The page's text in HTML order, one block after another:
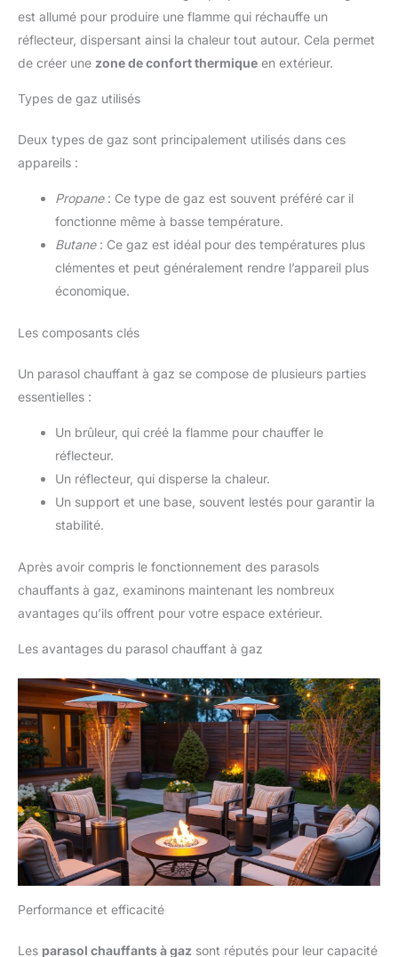
est allumé pour produire une flamme qui réchauffe un
réflecteur, dispersant ainsi la chaleur tout autour. Cela permet
de créer une zone de confort thermique en extérieur.
Types de gaz utilisés
Deux types de gaz sont principalement utilisés dans ces
appareils :
Propane: Ce type de gaz est souvent préféré car il
fonctionne même à basse température.
Butane: Ce gaz est idéal pour des températures plus
clémentes et peut généralement rendre l’appareil plus
économique.
Les composants clés
Un parasol chauffant à gaz se compose de plusieurs parties
essentielles :
Un brûleur, qui créé la flamme pour chauffer le
réflecteur.
Un réflecteur, qui disperse la chaleur.
Un support et une base, souvent lestés pour garantir la
stabilité.
Après avoir compris le fonctionnement des parasols
chauffants à gaz, examinons maintenant les nombreux
avantages qu’ils offrent pour votre espace extérieur.
Les avantages du parasol chauffant à gaz
Performance et efficacité
Les parasol chauffants à gaz sont réputés pour leur capacité